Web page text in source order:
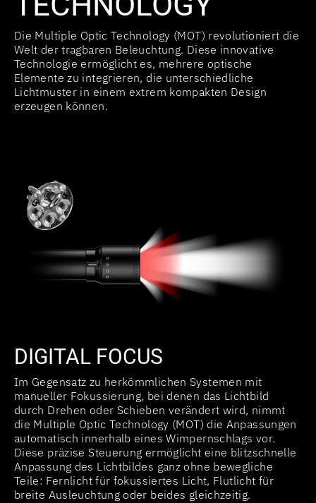
Die Multiple Optic Technology (MOT) revolutioniert die
Welt der tragbaren Beleuchtung. Diese innovative
Technologie ermöglicht es, mehrere optische
Elemente zu integrieren, die unterschiedliche
Lichtmuster in einem extrem kompakten Design
erzeugen können.
DIGITAL FOCUS
Im Gegensatz zu herkömmlichen Systemen mit
manueller Fokussierung, bei denen das Lichtbild
durch Drehen oder Schieben verändert wird, nimmt
die Multiple Optic Technology (MOT) die Anpassungen
automatisch innerhalb eines Wimpernschlags vor.
Diese präzise Steuerung ermöglicht eine blitzschnelle
Anpassung des Lichtbildes ganz ohne bewegliche
Teile: Fernlicht für fokussiertes Licht, Flutlicht für
breite Ausleuchtung oder beides gleichzeitig.